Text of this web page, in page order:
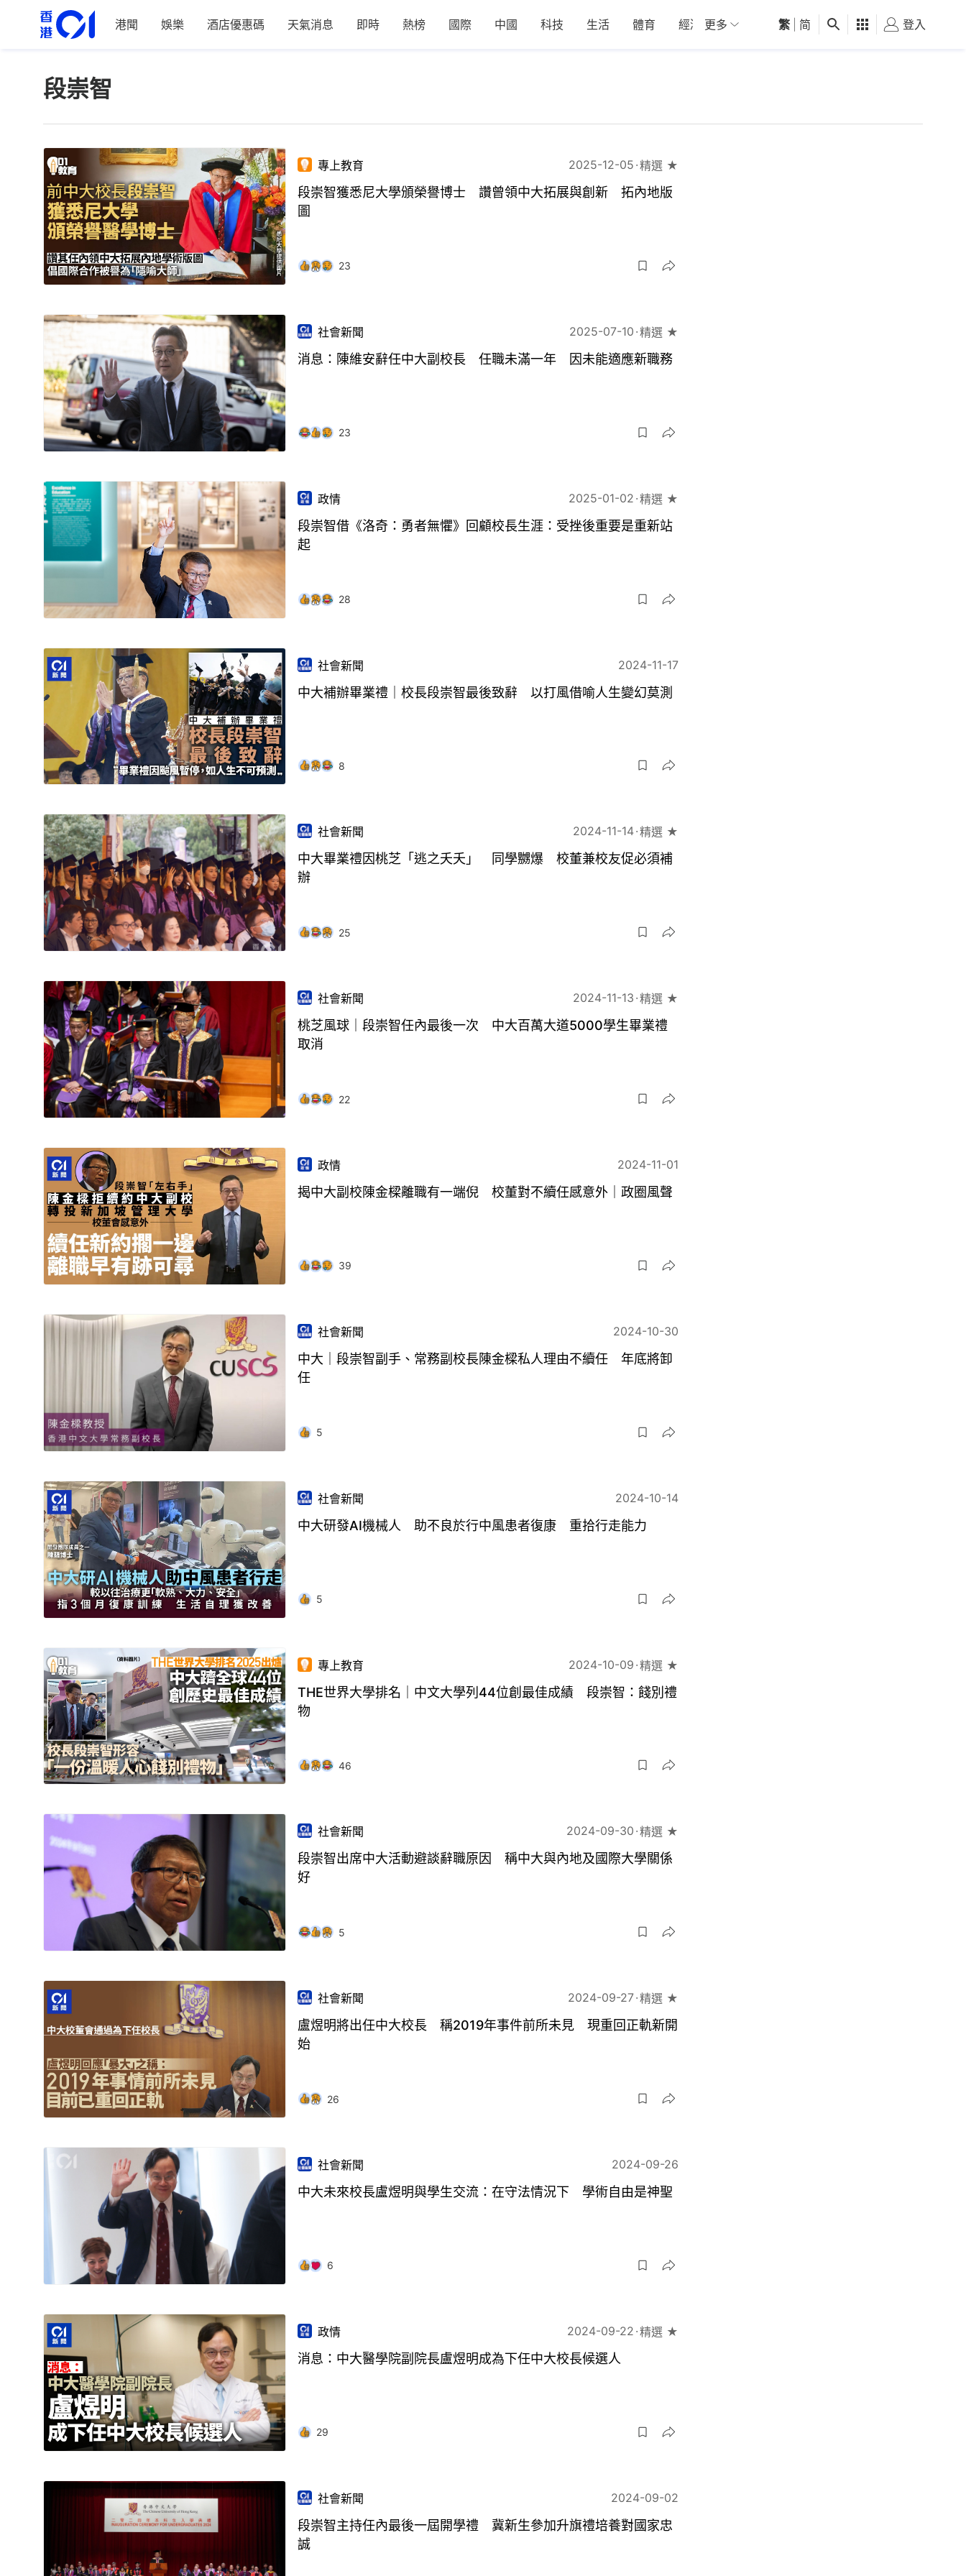
港聞 娛樂 酒店優惠碼 天氣消息 即時 熱榜 國際 中國 科技 生活 體育 經濟 01深圳 觀點 健康 好食玩飛
更多 繁 简 登入
段崇智
專上教育 2025-12-05 精選 ★
段崇智獲悉尼大學頒榮譽博士 讚曾領中大拓展與創新 拓內地版
圖
23
社會新聞 2025-07-10 精選 ★
消息：陳維安辭任中大副校長 任職未滿一年 因未能適應新職務
23
政情 2025-01-02 精選 ★
段崇智借《洛奇：勇者無懼》回顧校長生涯：受挫後重要是重新站
起
28
社會新聞 2024-11-17
中大補辦畢業禮｜校長段崇智最後致辭 以打風借喻人生變幻莫測
8
社會新聞 2024-11-14 精選 ★
中大畢業禮因桃芝「逃之夭夭」 同學嬲爆 校董兼校友促必須補
辦
25
社會新聞 2024-11-13 精選 ★
桃芝風球｜段崇智任內最後一次 中大百萬大道5000學生畢業禮
取消
22
政情 2024-11-01
揭中大副校陳金樑離職有一端倪 校董對不續任感意外｜政圈風聲
39
社會新聞 2024-10-30
中大｜段崇智副手、常務副校長陳金樑私人理由不續任 年底將卸
任
5
社會新聞 2024-10-14
中大研發AI機械人 助不良於行中風患者復康 重拾行走能力
5
專上教育 2024-10-09 精選 ★
THE世界大學排名｜中文大學列44位創最佳成績 段崇智：餞別禮
物
46
社會新聞 2024-09-30 精選 ★
段崇智出席中大活動避談辭職原因 稱中大與內地及國際大學關係
好
5
社會新聞 2024-09-27 精選 ★
盧煜明將出任中大校長 稱2019年事件前所未見 現重回正軌新開
始
26
社會新聞 2024-09-26
中大未來校長盧煜明與學生交流：在守法情況下 學術自由是神聖
6
政情 2024-09-22 精選 ★
消息：中大醫學院副院長盧煜明成為下任中大校長候選人
29
社會新聞 2024-09-02
段崇智主持任內最後一屆開學禮 冀新生參加升旗禮培養對國家忠
誠